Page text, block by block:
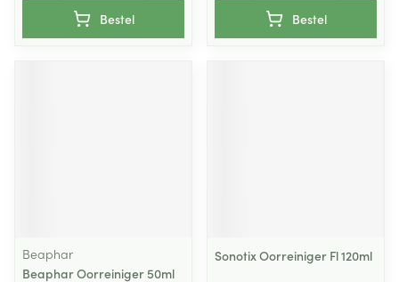
Bestel Bestel
Beaphar
Beaphar Oorreiniger 50ml
Sonotix Oorreiniger Fl 120ml